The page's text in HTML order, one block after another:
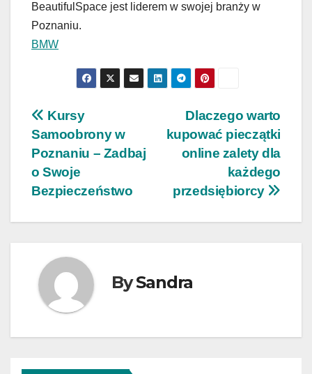
BeautifulSpace jest liderem w swojej branży w
Poznaniu.
BMW
Nawigacja
wpisu
Dlaczego warto
kupować pieczątki
online zalety dla
każdego
przedsiębiorcy
Kursy
Samoobrony w
Poznaniu – Zadbaj
o Swoje
Bezpieczeństwo
BySandra